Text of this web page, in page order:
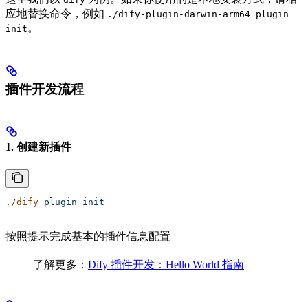
应地替换命令，例如 ./dify-plugin-darwin-arm64 plugin
init 。
插件开发流程
1. 创建新插件
./dify plugin init
按照提示完成基本的插件信息配置
了解更多： Dify 插件开发：Hello World 指南